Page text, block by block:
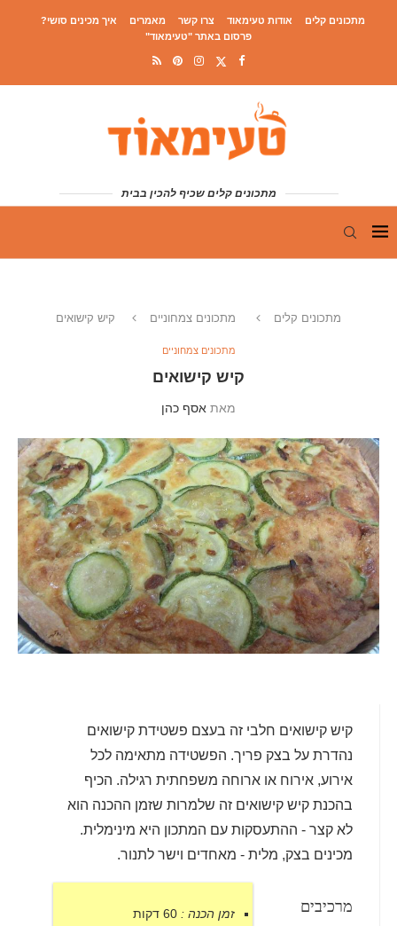
מתכונים קלים אודות טעימאוד צרו קשר מאמרים
איך מכינים סושי?
פרסום באתר "טעימאוד"
מתכונים קלים שכיף להכין בבית
מתכונים קלים מתכונים צמחוניים קיש קישואים
מתכונים צמחוניים
קיש קישואים
מאת אסף כהן
קיש קישואים חלבי זה בעצם פשטידת קישואים
נהדרת על בצק פריך. הפשטידה מתאימה לכל
אירוע, אירוח או ארוחה משפחתית רגילה. הכיף
בהכנת קיש קישואים זה שלמרות שזמן ההכנה הוא
לא קצר - ההתעסקות עם המתכון היא מינימלית.
מכינים בצק, מלית - מאחדים וישר לתנור.
זמן הכנה : 60 דקות
מרכיבים